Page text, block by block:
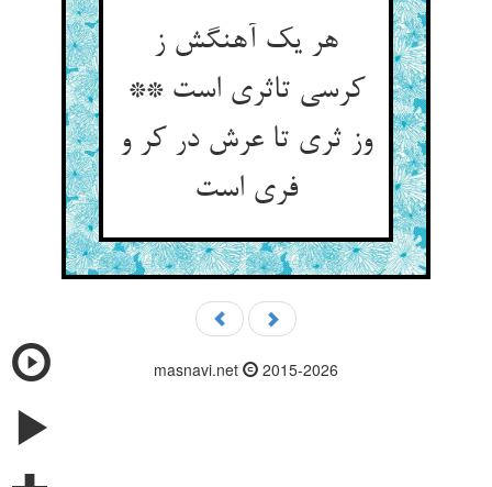
هر یک آهنگش ز
کرسی تاثری است **
وز ثری تا عرش در کر و
فری است‏
masnavi.net 2015-2026